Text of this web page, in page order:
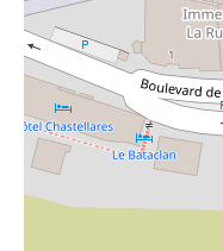
Des
des
pour votre
Chez Ski Republic